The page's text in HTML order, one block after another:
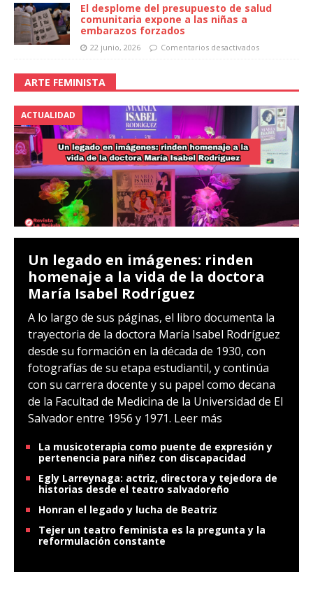
El desplome del presupuesto de salud
comunitaria expone a las niñas a
embarazos forzados
22 junio, 2026 Comentarios desactivados
ARTE FEMINISTA
ACTUALIDAD
Un legado en imágenes: rinden
homenaje a la vida de la doctora
María Isabel Rodríguez
A lo largo de sus páginas, el libro documenta la
trayectoria de la doctora María Isabel Rodríguez
desde su formación en la década de 1930, con
fotografías de su etapa estudiantil, y continúa
con su carrera docente y su papel como decana
de la Facultad de Medicina de la Universidad de El
Salvador entre 1956 y 1971. Leer más
La musicoterapia como puente de expresión y
pertenencia para niñez con discapacidad
Egly Larreynaga: actriz, directora y tejedora de
historias desde el teatro salvadoreño
Honran el legado y lucha de Beatriz
Tejer un teatro feminista es la pregunta y la
reformulación constante